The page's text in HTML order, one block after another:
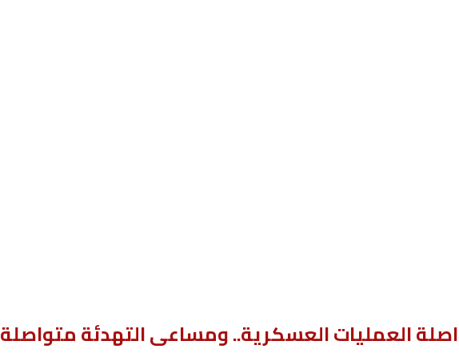
العمليات العسكرية.. ومساعى التهدئة متواصلة